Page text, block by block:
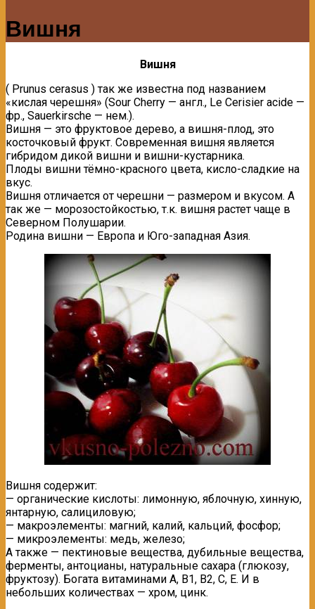
Вишня
Вишня
( Prunus cerasus ) так же известна под названием
«кислая черешня» (Sour Cherry — англ., Le Cerisier acide —
фр., Sauerkirsche — нем.).
Вишня — это фруктовое дерево, a вишня-плод, это
косточковый фрукт. Современная вишня является
гибридом дикой вишни и вишни-кустарника.
Плоды вишни тёмно-красного цвета, кисло-сладкие на
вкус.
Вишня отличается от черешни — размером и вкусом. А
так же — морозостойкостью, т.к. вишня растет чаще в
Северном Полушарии.
Родина вишни — Европа и Юго-западная Азия.
Вишня содержит:
— органические кислоты: лимонную, яблочную, хинную,
янтарную, салициловую;
— макроэлементы: магний, калий, кальций, фосфор;
— микроэлементы: медь, железо;
А также — пектиновые вещества, дубильные вещества,
ферменты, антоцианы, натуральные сахара (глюкозу,
фруктозу). Богата витаминами А, В1, В2, С, Е. И в
небольших количествах — хром, цинк.